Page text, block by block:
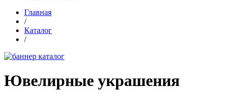
Главная
/
Каталог
/
Ювелирные украшения